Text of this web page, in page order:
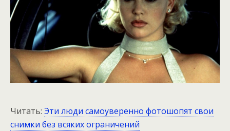
Читать: Эти люди самоуверенно фотошопят свои
снимки без всяких ограничений